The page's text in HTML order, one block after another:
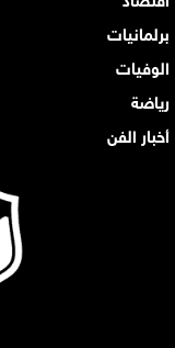
برلمانيات
الوفيات
رياضة
أخبار الفن